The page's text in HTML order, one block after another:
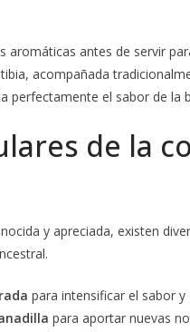
aromáticas antes de servir
acompañada
perfectamente el sabor de la
de la
y apreciada, existen
para intensificar el sabor
para aportar nuevas